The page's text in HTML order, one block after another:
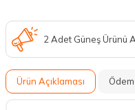
2 Adet Güneş Ürünü
Ürün Açıklaması